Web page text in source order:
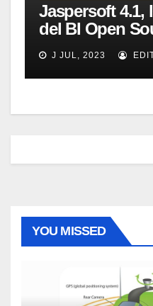
Jaspersoft 4.1,
del BI Open
Introducción y
de 1 hora.
J JUL, 2023
YOU MISSED